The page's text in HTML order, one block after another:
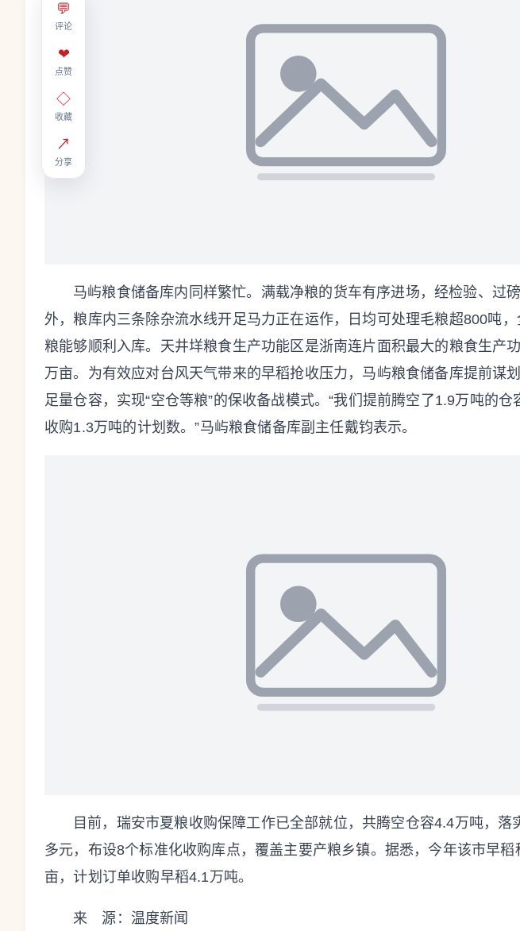
💬
评论
❤
点赞
◇
收藏
↗
分享
马屿粮食储备库内同样繁忙。满载净粮的货车有序进场，经检验、过
外，粮库内三条除杂流水线开足马力正在运作，日均可处理毛粮超800吨
粮能够顺利入库。天井垟粮食生产功能区是浙南连片面积最大的粮食生产
万亩。为有效应对台风天气带来的早稻抢收压力，马屿粮食储备库提前谋
足量仓容，实现“空仓等粮”的保收备战模式。“我们提前腾空了1.9万吨的
收购1.3万吨的计划数。”马屿粮食储备库副主任戴钧表示。
目前，瑞安市夏粮收购保障工作已全部就位，共腾空仓容4.4万吨，落
多元，布设8个标准化收购库点，覆盖主要产粮乡镇。据悉，今年该市早稻
亩，计划订单收购早稻4.1万吨。
来 源：温度新闻